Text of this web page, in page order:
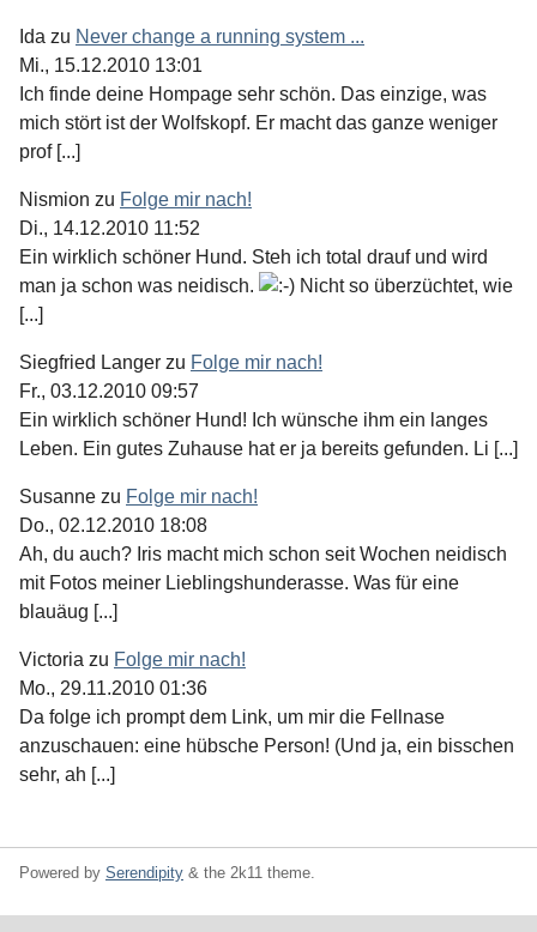
Ida zu Never change a running system ...
Mi., 15.12.2010 13:01
Ich finde deine Hompage sehr schön. Das einzige, was
mich stört ist der Wolfskopf. Er macht das ganze weniger
prof [...]
Nismion zu Folge mir nach!
Di., 14.12.2010 11:52
Ein wirklich schöner Hund. Steh ich total drauf und wird
man ja schon was neidisch.
Nicht so überzüchtet, wie
[...]
Siegfried Langer zu Folge mir nach!
Fr., 03.12.2010 09:57
Ein wirklich schöner Hund! Ich wünsche ihm ein langes
Leben. Ein gutes Zuhause hat er ja bereits gefunden. Li [...]
Susanne zu Folge mir nach!
Do., 02.12.2010 18:08
Ah, du auch? Iris macht mich schon seit Wochen neidisch
mit Fotos meiner Lieblingshunderasse. Was für eine
blauäug [...]
Victoria zu Folge mir nach!
Mo., 29.11.2010 01:36
Da folge ich prompt dem Link, um mir die Fellnase
anzuschauen: eine hübsche Person! (Und ja, ein bisschen
sehr, ah [...]
Powered by Serendipity & the 2k11 theme.